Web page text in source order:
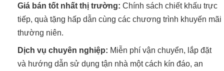
Giá bán tốt nhất thị trường: Chính sách chiết khấu trực
tiếp, quà tặng hấp dẫn cùng các chương trình khuyến mãi
thường niên.
Dịch vụ chuyên nghiệp: Miễn phí vận chuyển, lắp đặt
và hướng dẫn sử dụng tận nhà một cách kín đáo, an